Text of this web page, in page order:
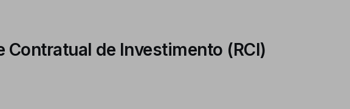
Contratual de Investimento (RCI)